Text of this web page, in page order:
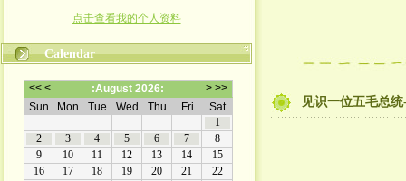
点击查看我的个人资料
Calendar
见识一位五毛总